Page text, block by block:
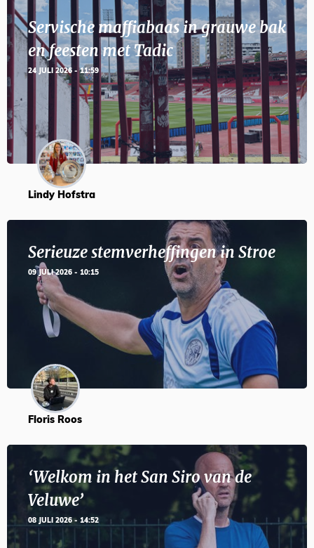
Servische maffiabaas in grauwe bak
en feesten met Tadic
24 JULI 2026 - 11:59
Lindy Hofstra
Serieuze stemverheffingen in Stroe
09 JULI 2026 - 10:15
Floris Roos
‘Welkom in het San Siro van de
Veluwe’
08 JULI 2026 - 14:52